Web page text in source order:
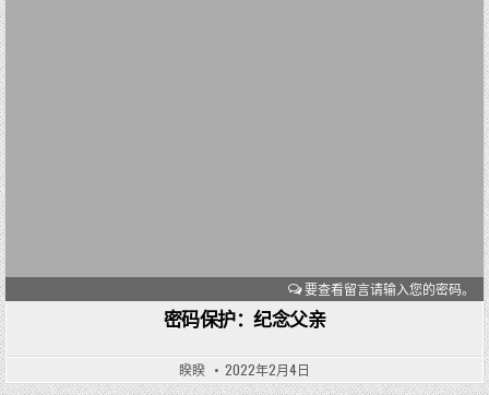
要查看留言请输入您的密码。
密码保护：纪念父亲
睽睽 2022年2月4日